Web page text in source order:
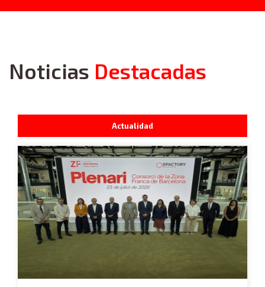
Noticias Destacadas
Actualidad